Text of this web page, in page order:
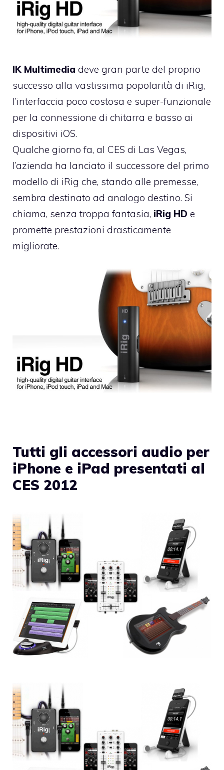
IK Multimedia deve gran parte del proprio
successo alla vastissima popolarità di iRig,
l’interfaccia poco costosa e super-funzionale
per la connessione di chitarra e basso ai
dispositivi iOS.
Qualche giorno fa, al CES di Las Vegas,
l’azienda ha lanciato il successore del primo
modello di iRig che, stando alle premesse,
sembra destinato ad analogo destino. Si
chiama, senza troppa fantasia, iRig HD e
promette prestazioni drasticamente
migliorate.
Tutti gli accessori audio per
iPhone e iPad presentati al
CES 2012